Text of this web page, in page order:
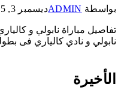
بواسطة ADMINديسمبر 3, 2025
نابولي و نادي كالياري فى
الأخيرة